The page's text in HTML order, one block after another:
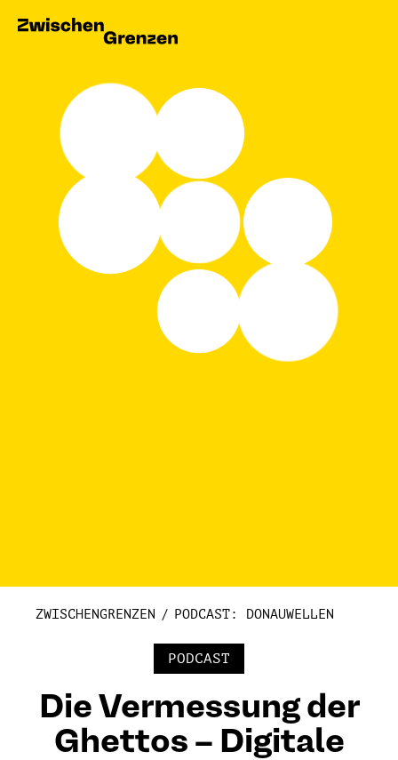
ZWISCHENGRENZEN PODCAST: DONAUWELLEN
PODCAST
Die Vermessung der
Ghettos – Digitale